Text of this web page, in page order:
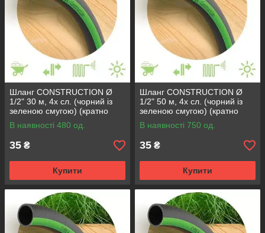
Шланг CONSTRUCTION Ø
1/2" 30 м, 4х сл. (чорний із
зеленою смугою) (кратно
30м) {30}
В наявності 480 од.
35 ₴
Купити
Шланг CONSTRUCTION Ø
1/2" 50 м, 4х сл. (чорний із
зеленою смугою) (кратно
50м) {50}
В наявності 750 од.
35 ₴
Купити